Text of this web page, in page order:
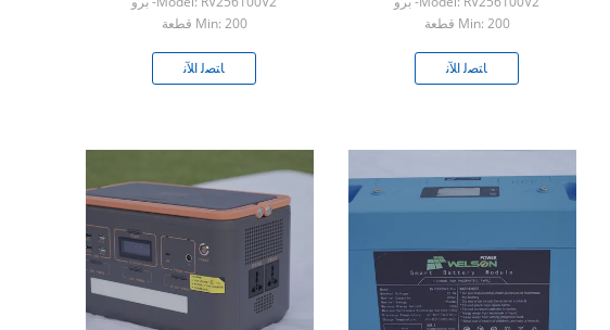
Min: 200 قطعة
ﺎﺘﺼﻟ ﺍﻶﻧ
Min: 200 قطعة
ﺎﺘﺼﻟ ﺍﻶﻧ